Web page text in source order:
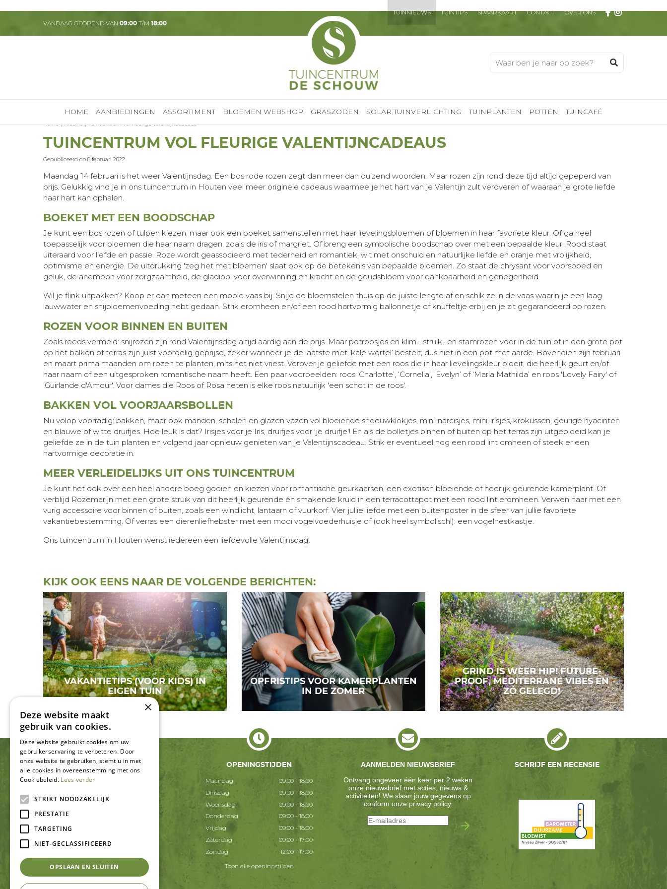
Home Nieuws Tuincentrum vol fleurige Valentijncadeaus
VANDAAG GEOPEND VAN 09:00 T/M 18:00
TUINNIEUWS TUINTIPS SPAARKAART CONTACT OVER ONS
HOME AANBIEDINGEN ASSORTIMENT BLOEMEN WEBSHOP GRASZODEN SOLAR TUINVERLICHTING TUINPLANTEN POTTEN TUINCAFÉ
TUINCENTRUM VOL FLEURIGE VALENTIJNCADEAUS
Gepubliceerd op 8 februari 2022
Maandag 14 februari is het weer Valentijnsdag. Een bos rode rozen zegt dan meer dan duizend woorden. Maar rozen zijn rond deze tijd altijd gepeperd van
prijs. Gelukkig vind je in ons tuincentrum in Houten veel meer originele cadeaus waarmee je het hart van je Valentijn zult veroveren of waaraan je grote liefde
haar hart kan ophalen.
BOEKET MET EEN BOODSCHAP
Je kunt een bos rozen of tulpen kiezen, maar ook een boeket samenstellen met haar lievelingsbloemen of bloemen in haar favoriete kleur. Of ga heel
toepasselijk voor bloemen die haar naam dragen, zoals de iris of margriet. Of breng een symbolische boodschap over met een bepaalde kleur. Rood staat
uiteraard voor liefde en passie. Roze wordt geassocieerd met tederheid en romantiek, wit met onschuld en natuurlijke liefde en oranje met vrolijkheid,
optimisme en energie. De uitdrukking 'zeg het met bloemen' slaat ook op de betekenis van bepaalde bloemen. Zo staat de chrysant voor voorspoed en
geluk, de anemoon voor zorgzaamheid, de gladiool voor overwinning en kracht en de goudsbloem voor dankbaarheid en genegenheid.
Wil je flink uitpakken? Koop er dan meteen een mooie vaas bij. Snijd de bloemstelen thuis op de juiste lengte af en schik ze in de vaas waarin je een laag
lauwwater en snijbloemenvoeding hebt gedaan. Strik eromheen en/of een rood hartvormig ballonnetje of knuffeltje erbij en je zit gegarandeerd op rozen.
ROZEN VOOR BINNEN EN BUITEN
Zoals reeds vermeld: snijrozen zijn rond Valentijnsdag altijd aardig aan de prijs. Maar potroosjes en klim-, struik- en stamrozen voor in de tuin of in een grote pot
op het balkon of terras zijn juist voordelig geprijsd, zeker wanneer je de laatste met ‘kale wortel’ bestelt; dus niet in een pot met aarde. Bovendien zijn februari
en maart prima maanden om rozen te planten, mits het niet vriest. Verover je geliefde met een roos die in haar lievelingskleur bloeit, die heerlijk geurt en/of
haar naam of een uitgesproken romantische naam heeft. Een paar voorbeelden: roos ‘Charlotte’, ‘Cornelia’, ‘Evelyn’ of ‘Maria Mathilda’ en roos 'Lovely Fairy' of
'Guirlande d'Amour'. Voor dames die Roos of Rosa heten is elke roos natuurlijk 'een schot in de roos'.
BAKKEN VOL VOORJAARSBOLLEN
Nu volop voorradig: bakken, maar ook manden, schalen en glazen vazen vol bloeiende sneeuwklokjes, mini-narcisjes, mini-irisjes, krokussen, geurige hyacinten
en blauwe of witte druifjes. Hoe leuk is dat? Irisjes voor je Iris, druifjes voor 'je druifje'! En als de bolletjes binnen of buiten op het terras zijn uitgebloeid kan je
geliefde ze in de tuin planten en volgend jaar opnieuw genieten van je Valentijnscadeau. Strik er eventueel nog een rood lint omheen of steek er een
hartvormige decoratie in.
MEER VERLEIDELIJKS UIT ONS TUINCENTRUM
Je kunt het ook over een heel andere boeg gooien en kiezen voor romantische geurkaarsen, een exotisch bloeiende of heerlijk geurende kamerplant. Of
verblijd Rozemarijn met een grote struik van dit heerlijk geurende én smakende kruid in een terracottapot met een rood lint eromheen. Verwen haar met een
vurig accessoire voor binnen of buiten, zoals een windlicht, lantaarn of vuurkorf. Vier jullie liefde met een buitenposter in de sfeer van jullie favoriete
vakantiebestemming. Of verras een dierenliefhebster met een mooi vogelvoederhuisje of (ook heel symbolisch!): een vogelnestkastje.
Ons tuincentrum in Houten wenst iedereen een liefdevolle Valentijnsdag!
KIJK OOK EENS NAAR DE VOLGENDE BERICHTEN:
VAKANTIETIPS (VOOR KIDS) IN
EIGEN TUIN
OPFRISTIPS VOOR KAMERPLANTEN
IN DE ZOMER
GRIND IS WEER HIP! FUTURE-
PROOF, MEDITERRANE VIBES EN
ZÓ GELEGD!
CONTACT
Tuincentrum De Schouw
3991 AT Houten
OPENINGSTIJDEN
Maandag
09:00 - 18:00
Dinsdag
09:00 - 18:00
Woensdag
09:00 - 18:00
Donderdag
09:00 - 18:00
Vrijdag
09:00 - 18:00
Zaterdag
09:00 - 17:00
Zondag
12:00 - 17:00
Toon alle openingstijden
AANMELDEN NIEUWSBRIEF
Ontvang ongeveer één keer per 2 weken
onze nieuwsbrief met acties, nieuws &
activiteiten! We slaan jouw gegevens op
conform onze privacy policy.
SCHRIJF EEN RECENSIE
×
Deze website maakt
gebruik van cookies.
Deze website gebruikt cookies om uw
gebruikerservaring te verbeteren. Door
onze website te gebruiken, stemt u in met
alle cookies in overeenstemming met ons
Cookiebeleid. Lees verder
STRIKT NOODZAKELIJK
PRESTATIE
TARGETING
NIET-GECLASSIFICEERD
OPSLAAN EN SLUITEN